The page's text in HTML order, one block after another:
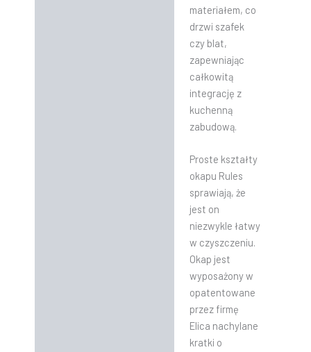
materiałem, co
drzwi szafek
czy blat,
zapewniając
całkowitą
integrację z
kuchenną
zabudową.
Proste kształty
okapu Rules
sprawiają, że
jest on
niezwykle łatwy
w czyszczeniu.
Okap jest
wyposażony w
opatentowane
przez firmę
Elica nachylane
kratki o